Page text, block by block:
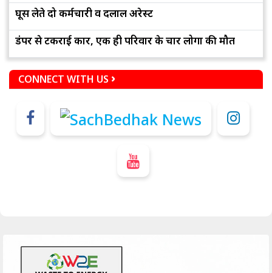
घूस लेते दो कर्मचारी व दलाल अरेस्ट
डंपर से टकराई कार, एक ही परिवार के चार लोगों की मौत
CONNECT WITH US